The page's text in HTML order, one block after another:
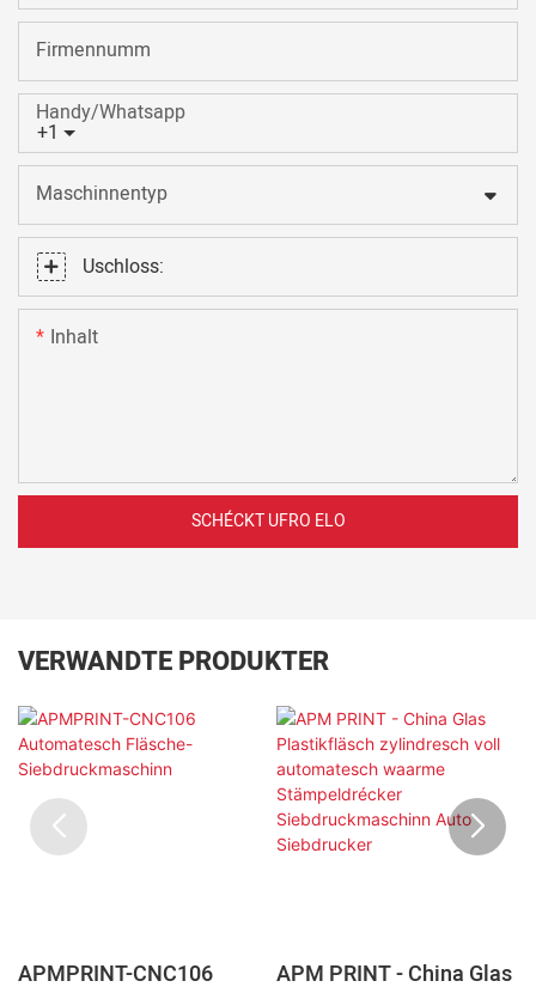
Firmennumm
+1
Handy/Whatsapp
Maschinnentyp
Uschloss:
Inhalt
SCHÉCKT UFRO ELO
VERWANDTE PRODUKTER
APMPRINT-CNC106 APM PRINT - China Glas